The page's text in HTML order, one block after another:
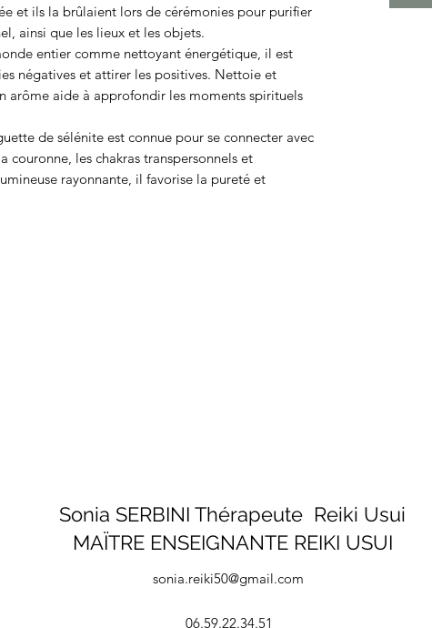
et ils la brûlaient lors de cérémonies pour purifier
ainsi que les lieux et les objets.
entier comme nettoyant énergétique, il est
négatives et attirer les positives. Nettoie et
arôme aide à approfondir les moments spirituels
de sélénite est connue pour se connecter avec
les chakras transpersonnels et
rayonnante, il favorise la pureté et
Sonia SERBINI Thérapeute Reiki Usui
MAÏTRE ENSEIGNANTE REIKI USUI
sonia.reiki50@gmail.com
06.59.22.34.51